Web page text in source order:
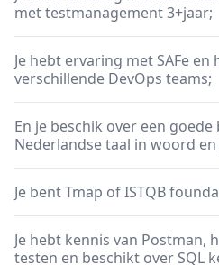
met testmanagement 3+jaar;
Je hebt ervaring met SAFe
verschillende DevOps teams;
En je beschik over een
Nederlandse taal in woord
Je bent Tmap of ISTQB
Je hebt kennis van Postman,
testen en beschikt over SQL